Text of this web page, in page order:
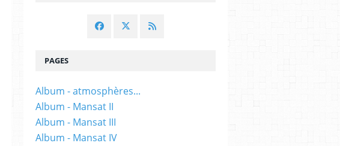
PAGES
Album - atmosphères...
Album - Mansat II
Album - Mansat III
Album - Mansat IV